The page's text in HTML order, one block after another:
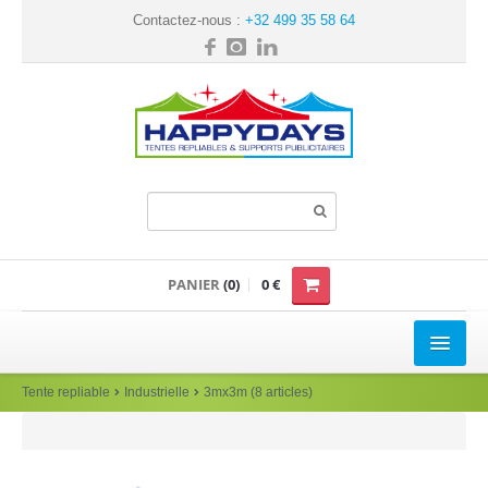
Contactez-nous : +32 499 35 58 64
PANIER(0) 0 €
TENTE REPLIABLE
Tente repliable Industrielle 3mx3m (8 articles)